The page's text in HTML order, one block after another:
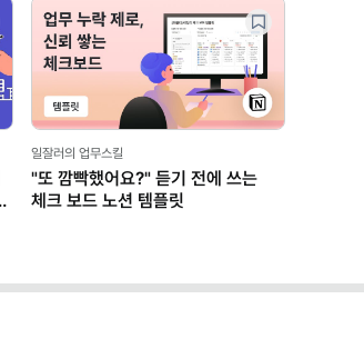
일잘러의 업무스킬
"또 깜빡했어요?" 듣기 전에 쓰는
체크 보드 노션 템플릿